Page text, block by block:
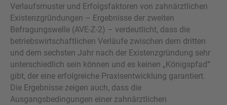
Verlaufsmuster und Erfolgsfaktoren von zahnärztlichen
Existenzgründungen – Ergebnisse der zweiten
Befragungswelle (AVE-Z-2) – verdeutlicht, dass die
betriebswirtschaftlichen Verläufe zwischen dem dritten
und dem sechsten Jahr nach der Existenzgründung sehr
unterschiedlich sein können und es keinen „Königspfad“
gibt, der eine erfolgreiche Praxisentwicklung garantiert.
Die Ergebnisse zeigen auch, dass die
Ausgangsbedingungen einer zahnärztlichen